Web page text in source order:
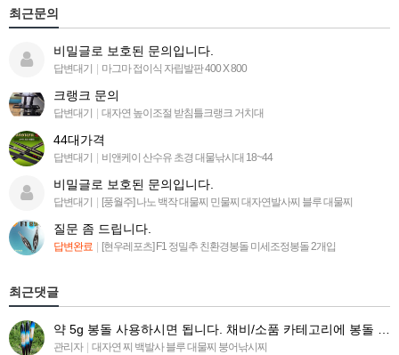
최근문의
비밀글로 보호된 문의입니다.
답변대기 마그마 접이식 자립발판 400 X 800
크랭크 문의
답변대기 대자연 높이조절 받침틀크랭크 거치대
44대가격
답변대기 비앤케이 산수유 초경 대물낚시대 18~44
비밀글로 보호된 문의입니다.
답변대기 [풍월주] 나노 백작 대물찌 민물찌 대자연발사찌 블루 대물찌
질문 좀 드립니다.
답변완료 [현우레포츠] F1 정밀추 친환경봉돌 미세조정봉돌 2개입
최근댓글
약 5g 봉돌 사용하시면 됩니다. 채비/소품 카테고리에 봉돌 목록 들어가시면 찾아보실수 있습니다 ^^.
관리자 대자연 찌 백발사 블루 대물찌 붕어낚시찌